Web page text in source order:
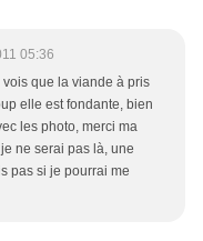
05:36
que la viande à pris
elle est fondante, bien
les photo, merci ma
ne serai pas là, une
pas si je pourrai me